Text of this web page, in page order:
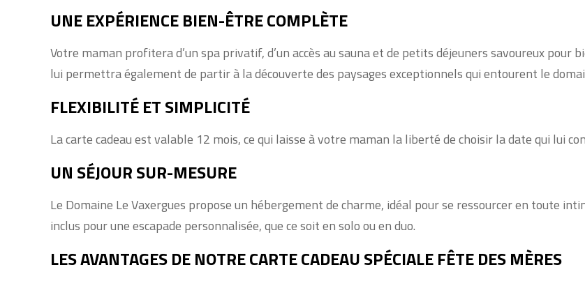
UNE EXPÉRIENCE BIEN-ÊTRE COMPLÈTE
Votre maman profitera d’un spa privatif, d’un accès au sauna et de petits déjeuners savoureux pour
lui permettra également de partir à la découverte des paysages exceptionnels qui entourent le
FLEXIBILITÉ ET SIMPLICITÉ
La carte cadeau est valable 12 mois, ce qui laisse à votre maman la liberté de choisir la date qui lui
UN SÉJOUR SUR-MESURE
Le Domaine Le Vaxergues propose un hébergement de charme, idéal pour se ressourcer en toute
inclus pour une escapade personnalisée, que ce soit en solo ou en duo.
LES AVANTAGES DE NOTRE CARTE CADEAU SPÉCIALE FÊTE DES MÈRES